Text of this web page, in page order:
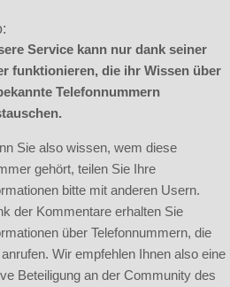
Service kann nur dank seiner
funktionieren, die ihr Wissen über
Telefonnummern
Sie also wissen, wem diese
gehört, teilen Sie Ihre
bitte mit anderen Usern.
der Kommentare erhalten Sie
über Telefonnummern, die
Wir empfehlen Ihnen also eine
Beteiligung an der Community des